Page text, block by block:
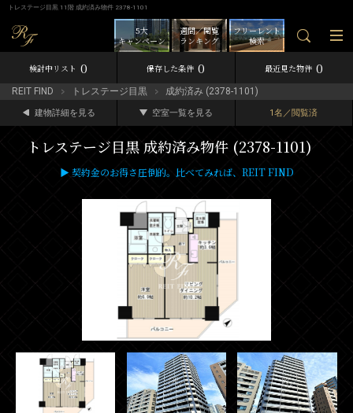
トレステージ目黒 11階 成約済み物件 2378-1101
フリーレント
検索
週間／閲覧
ランキング
5大
キャンペーン
検討中リスト 0 保存した条件 0 最近見た物件 0
REIT FIND トレステージ目黒 成約済み (2378-1101)
建物詳細を見る 空室一覧を見る 1名／閲覧済
トレステージ目黒 成約済み物件 (2378-1101)
▶ 契約金のお得さ圧倒的。比べてみれば、REIT FIND